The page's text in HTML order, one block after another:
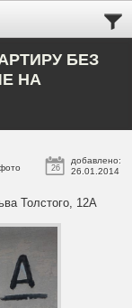
БЕЗ
НА
26
добавлено:
26.01.2014
Толстого, 12А